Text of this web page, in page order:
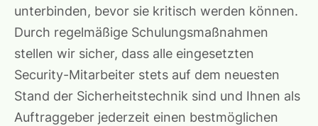
unterbinden, bevor sie kritisch werden können.
Durch regelmäßige Schulungsmaßnahmen
stellen wir sicher, dass alle eingesetzten
Security-Mitarbeiter stets auf dem neuesten
Stand der Sicherheitstechnik sind und Ihnen als
Auftraggeber jederzeit einen bestmöglichen